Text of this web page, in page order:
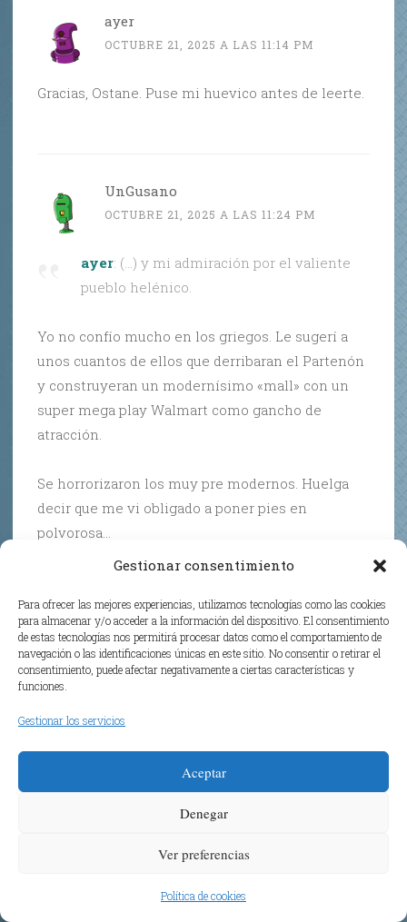
Gestionar consentimiento
Para ofrecer las mejores experiencias, utilizamos tecnologías como las cookies
para almacenar y/o acceder a la información del dispositivo. El consentimiento
de estas tecnologías nos permitirá procesar datos como el comportamiento de
navegación o las identificaciones únicas en este sitio. No consentir o retirar el
consentimiento, puede afectar negativamente a ciertas características y
funciones.
Gestionar los servicios
Aceptar
Denegar
Ver preferencias
Política de cookies
ayer
OCTUBRE 21, 2025 A LAS 11:14 PM
Gracias, Ostane. Puse mi huevico antes de leerte.
UnGusano
OCTUBRE 21, 2025 A LAS 11:24 PM
ayer: (…) y mi admiración por el valiente
pueblo helénico.
Yo no confío mucho en los griegos. Le sugerí a
unos cuantos de ellos que derribaran el Partenón
y construyeran un modernísimo «mall» con un
super mega play Walmart como gancho de
atracción.
Se horrorizaron los muy pre modernos. Huelga
decir que me vi obligado a poner pies en
polvorosa…
ayer
OCTUBRE 21, 2025 A LAS 11:39 PM
griegos.Le sugerí a unos cuantos de ellos
que derribaran el Partenón y construyeran
un modernísimo «mall» con un super mega
Se horrorizaron los muy pre
a poner pies en polvorosa…